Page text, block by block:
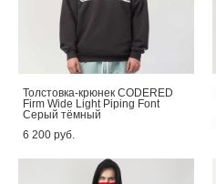
Толстовка-крюнек CODERED
Firm Wide Light Piping Font
Серый тёмный
6 200 pуб.